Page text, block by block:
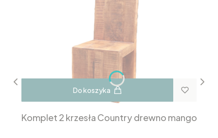
Do koszyka
Komplet 2 krzesła Country drewno mango